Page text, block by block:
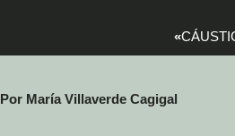
«
Por María Villaverde Cagigal